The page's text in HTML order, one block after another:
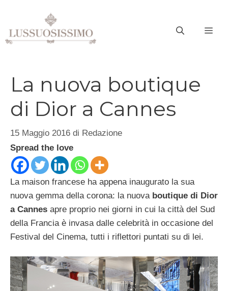
contenuto
La nuova boutique
di Dior a Cannes
15 Maggio 2016 di Redazione
Spread the love
La maison francese ha appena inaugurato la sua
nuova gemma della corona: la nuova boutique di Dior
a Cannes apre proprio nei giorni in cui la città del Sud
della Francia è invasa dalle celebrità in occasione del
Festival del Cinema, tutti i riflettori puntati su di lei.